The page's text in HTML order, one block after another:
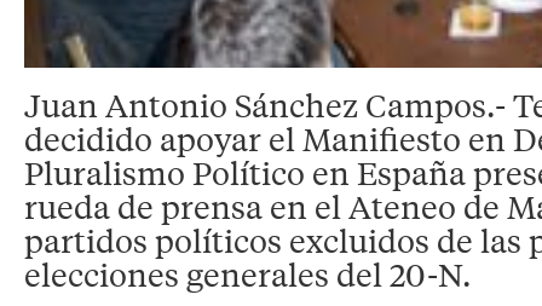
Juan Antonio Sánchez Campos.-
decidido apoyar el Manifiesto en
Pluralismo Político en España
rueda de prensa en el Ateneo de
partidos políticos excluidos de las
elecciones generales del 20-N.